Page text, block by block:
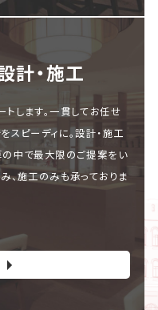
計・施⼯
します。一貫してお任せ
スピーディに。設計・施工
の中で最大限のご提案をい
、施工のみも承っておりま